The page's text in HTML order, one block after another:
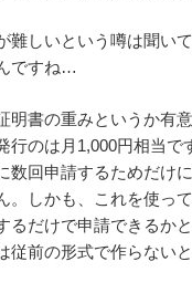
難しいという噂は聞い
ですね…
明書の重みというか有
行のは月1,000円相当で
数回申請するためだけ
。しかも、これを使っ
るだけで申請できるか
従前の形式で作らないと